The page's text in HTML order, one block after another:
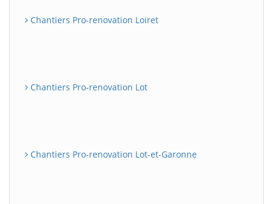
Chantiers Pro-renovation Loiret
Chantiers Pro-renovation Lot
Chantiers Pro-renovation Lot-et-Garonne